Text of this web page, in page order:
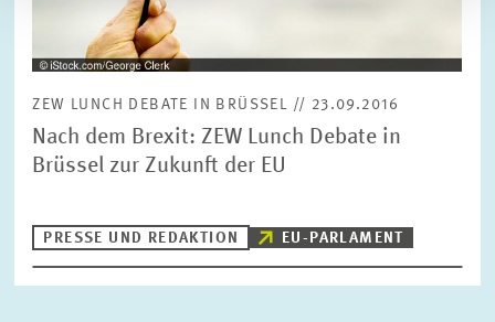
ZEW LUNCH DEBATE IN BRÜSSEL // 23.09.2016
Nach dem Brexit: ZEW Lunch Debate in
Brüssel zur Zukunft der EU
PRESSE UND REDAKTION EU-PARLAMENT